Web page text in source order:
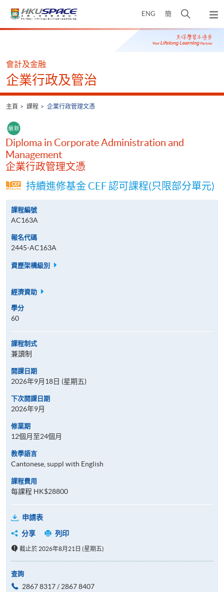
ENG 簡
開
搜
尋
彈
出
主
Main
會計及金融
企業行政及管治
主頁 課程 企業行政管理文憑
Diploma in Corporate Administration and
Management
企業行政管理文憑
持續進修基金 CEF 認可課程(只限部分單元)
課程編號
AC163A
報名代碼
2445-AC163A
資歷架構級別
經濟資助
學分
60
課程制式
兼讀制
開課日期
2026年9月18日 (星期五)
下次開課日期
2026年9月
修業期
12個月至24個月
教學語言
Cantonese, suppl with English
課程費用
每課程 HK$28800
申請表
分享
列印
截止於 2026年8月21日 (星期五)
查詢
2867 8317 / 2867 8407